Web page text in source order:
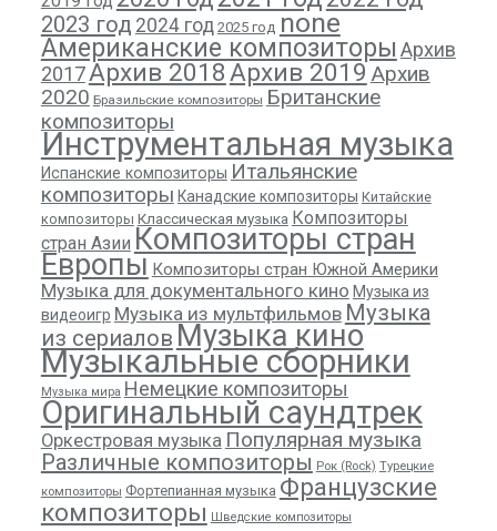
2023 год 2024 год 2025 год none
Американские композиторы Архив
2017Архив 2018Архив 2019 Архив
2020 Бразильские композиторы Британские
композиторы
Инструментальная музыка
Испанские композиторы Итальянские
композиторы Канадские композиторы Китайские
композиторы Классическая музыка Композиторы
стран Азии Композиторы стран
Европы Композиторы стран Южной Америки
Музыка для документального кино Музыка из
видеоигр Музыка из мультфильмов Музыка
из сериалов Музыка кино
Музыкальные сборники
Музыка мира Немецкие композиторы
Оригинальный саундтрек
Оркестровая музыка Популярная музыка
Различные композиторы Рок (Rock) Турецкие
композиторы Фортепианная музыка Французские
композиторы Шведские композиторы